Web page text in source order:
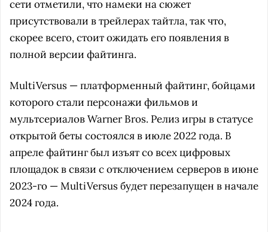
сети отметили, что намеки на сюжет
присутствовали в трейлерах тайтла, так что,
скорее всего, стоит ожидать его появления в
полной версии файтинга.
MultiVersus — платформенный файтинг, бойцами
которого стали персонажи фильмов и
мультсериалов Warner Bros. Релиз игры в статусе
открытой беты состоялся в июле 2022 года. В
апреле файтинг был изъят со всех цифровых
площадок в связи с отключением серверов в июне
2023-го — MultiVersus будет перезапущен в начале
2024 года.